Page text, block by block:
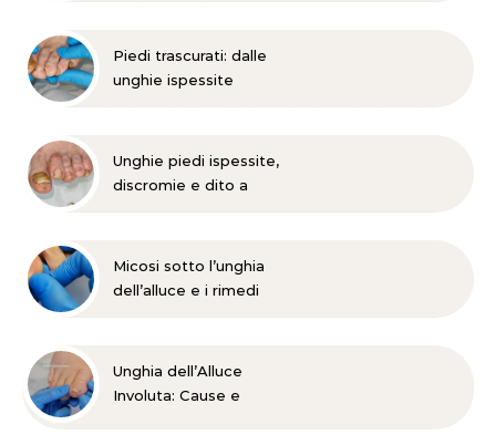
Piedi trascurati: dalle
unghie ispessite
Unghie piedi ispessite,
discromie e dito a
Micosi sotto l’unghia
dell’alluce e i rimedi
Unghia dell’Alluce
Involuta: Cause e